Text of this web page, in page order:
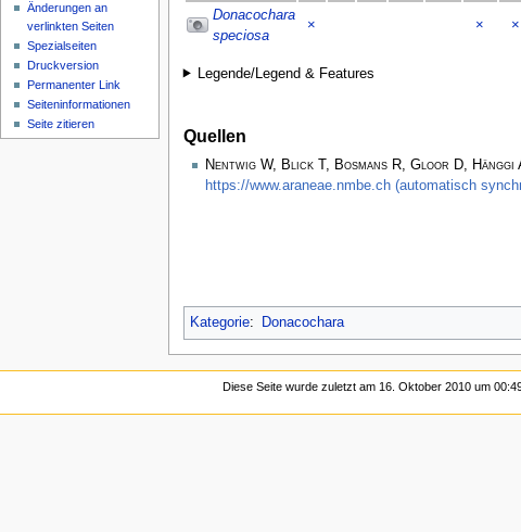
Donacochara
speciosa
× × ×
Legende/Legend & Features
Quellen
Nentwig W, Blick T, Bosmans R, Gloor D,
https://www.araneae.nmbe.ch (automatisch
Kategorie: Donacochara
Änderungen an
verlinkten Seiten
Spezialseiten
Druckversion
Permanenter Link
Seiten­­informationen
Seite zitieren
Diese Seite wurde zuletzt am 16. Oktober 2010 um